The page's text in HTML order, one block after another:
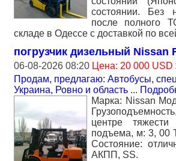
состоянии. Без
после полного
складе в Одессе с доставкой по
погрузчик дизельный Nissan
06-08-2026 08:20 Цена: 20 000 USD
Продам, предлагаю: Автобусы,
Украина, Ровно и область ...
Марка: Nissan
центре
подъема, м: 3, 00
Состояние:
АКПП, SS.